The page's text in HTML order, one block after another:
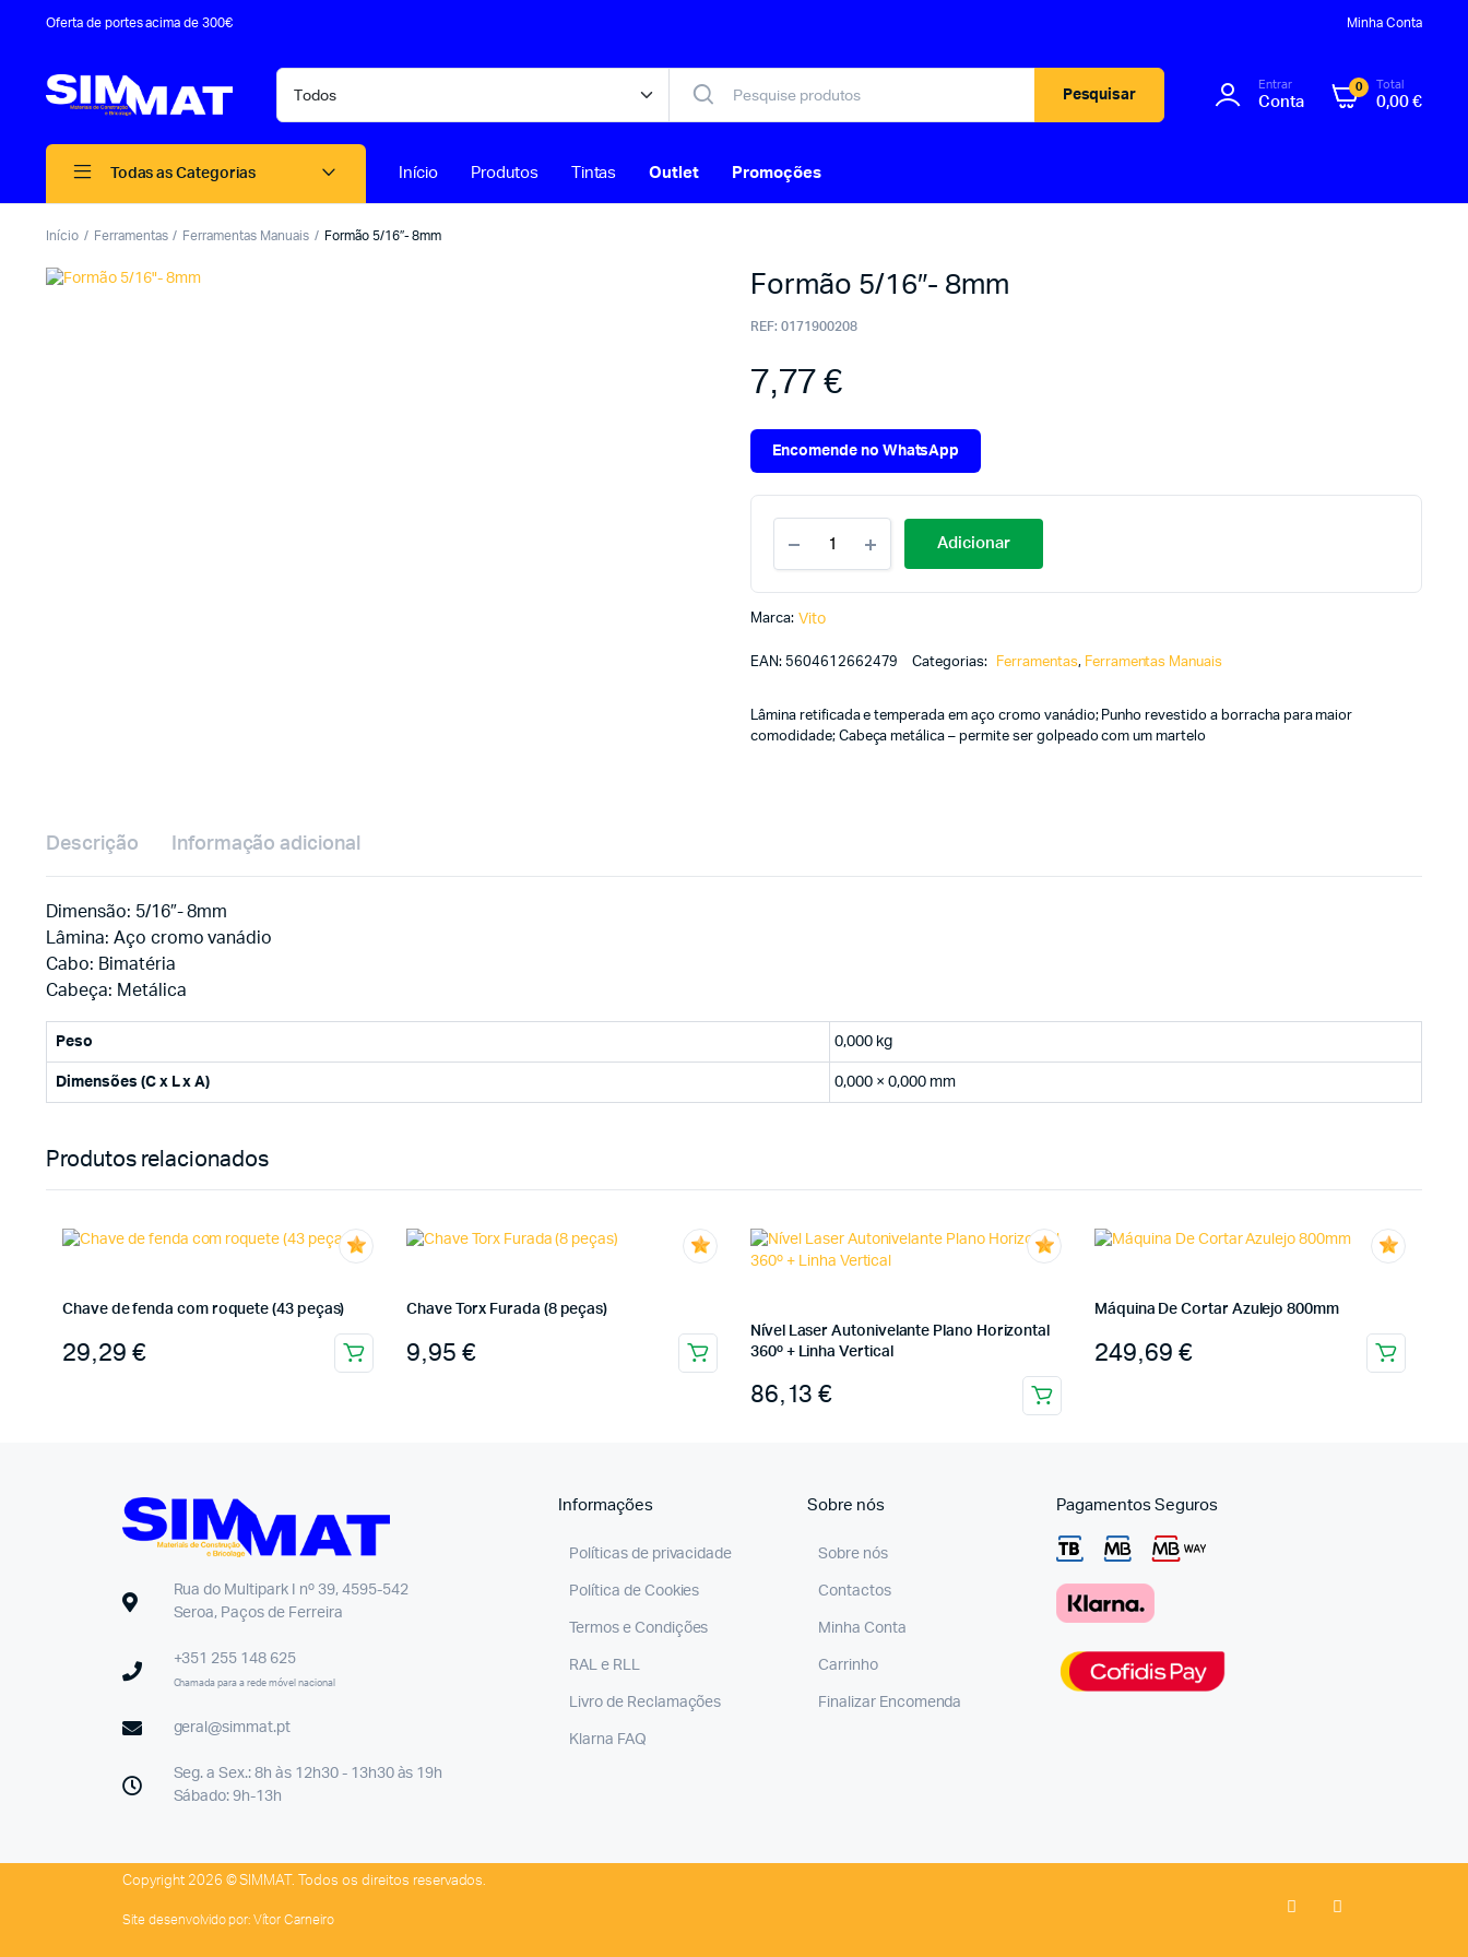
Oferta de portes acima de 300€ Minha Conta
Pesquisar
Entrar
Conta
0 Total
0,00€
Todas as Categorias Início Produtos Tintas Outlet Promoções
Início Ferramentas Ferramentas Manuais Formão 5/16″- 8mm
Formão 5/16″- 8mm
REF: 0171900208
7,77€
Encomende no WhatsApp
Adicionar
Marca: Vito
EAN: 5604612662479 Categorias: Ferramentas, Ferramentas Manuais
Lâmina retificada e temperada em aço cromo vanádio; Punho revestido a borracha para maior
comodidade; Cabeça metálica – permite ser golpeado com um martelo
Descrição Informação adicional
Dimensão: 5/16″- 8mm
Lâmina: Aço cromo vanádio
Cabo: Bimatéria
Cabeça: Metálica
Peso 0,000 kg
Dimensões (C x L x A) 0,000 × 0,000 mm
Produtos relacionados
Chave de fenda com roquete (43 peças)
29,29 €
Chave Torx Furada (8 peças)
9,95 €
Nível Laser Autonivelante Plano Horizontal
360º + Linha Vertical
86,13 €
Máquina De Cortar Azulejo 800mm
249,69 €
Rua do Multipark I nº 39, 4595-542
Seroa, Paços de Ferreira
+351 255 148 625
Chamada para a rede móvel nacional
geral@simmat.pt
Seg. a Sex.: 8h às 12h30 - 13h30 às 19h
Sábado: 9h-13h
Informações
Políticas de privacidade
Política de Cookies
Termos e Condições
RAL e RLL
Livro de Reclamações
Klarna FAQ
Sobre nós
Sobre nós
Contactos
Minha Conta
Carrinho
Finalizar Encomenda
Pagamentos Seguros
Copyright 2026 © SIMMAT. Todos os direitos reservados.
Site desenvolvido por: Vítor Carneiro